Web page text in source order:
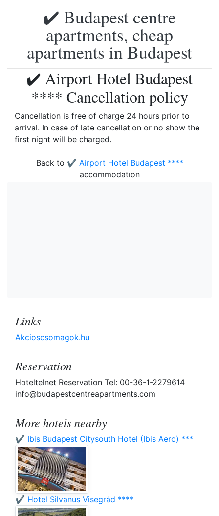
✔️ Budapest centre
apartments, cheap
apartments in Budapest
✔️ Airport Hotel Budapest
**** Cancellation policy
Cancellation is free of charge 24 hours prior to
arrival. In case of late cancellation or no show the
first night will be charged.
Back to ✔️ Airport Hotel Budapest ****
accommodation
Links
Akcioscsomagok.hu
Reservation
Hoteltelnet Reservation Tel: 00-36-1-2279614
info@budapestcentreapartments.com
More hotels nearby
✔️ Ibis Budapest Citysouth Hotel (Ibis Aero) ***
✔️ Hotel Silvanus Visegrád ****